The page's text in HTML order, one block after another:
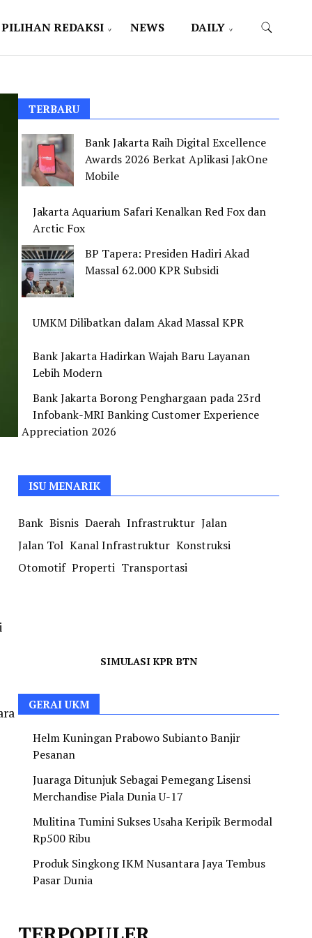
PILIHAN REDAKSI NEWS DAILY
TERBARU
Bank Jakarta Raih Digital Excellence
Awards 2026 Berkat Aplikasi JakOne
Mobile
Jakarta Aquarium Safari Kenalkan Red Fox dan
Arctic Fox
BP Tapera: Presiden Hadiri Akad
Massal 62.000 KPR Subsidi
UMKM Dilibatkan dalam Akad Massal KPR
Bank Jakarta Hadirkan Wajah Baru Layanan
Lebih Modern
Bank Jakarta Borong Penghargaan pada 23rd
Infobank-MRI Banking Customer Experience
Appreciation 2026
ISU MENARIK
Bank Bisnis Daerah Infrastruktur Jalan
Jalan Tol Kanal Infrastruktur Konstruksi
Otomotif Properti Transportasi
SIMULASI KPR BTN
GERAI UKM
Helm Kuningan Prabowo Subianto Banjir
Pesanan
Juaraga Ditunjuk Sebagai Pemegang Lisensi
Merchandise Piala Dunia U-17
Mulitina Tumini Sukses Usaha Keripik Bermodal
Rp500 Ribu
Produk Singkong IKM Nusantara Jaya Tembus
Pasar Dunia